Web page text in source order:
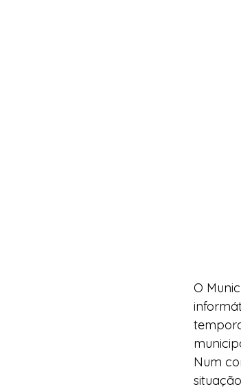
O
Num